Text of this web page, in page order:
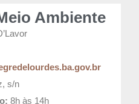
Ambiente
s/n
8h às 14h